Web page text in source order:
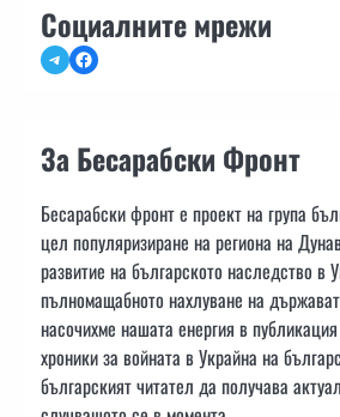
Социалните мрежи
TelegramFacebook
За Бесарабски Фронт
Бесарабски фронт е проект на група
цел популяризиране на региона на
развитие на българското наследство в
пълномащабното нахлуване на
насочихме нашата енергия в
хроники за войната в Украйна на
българският читател да получава